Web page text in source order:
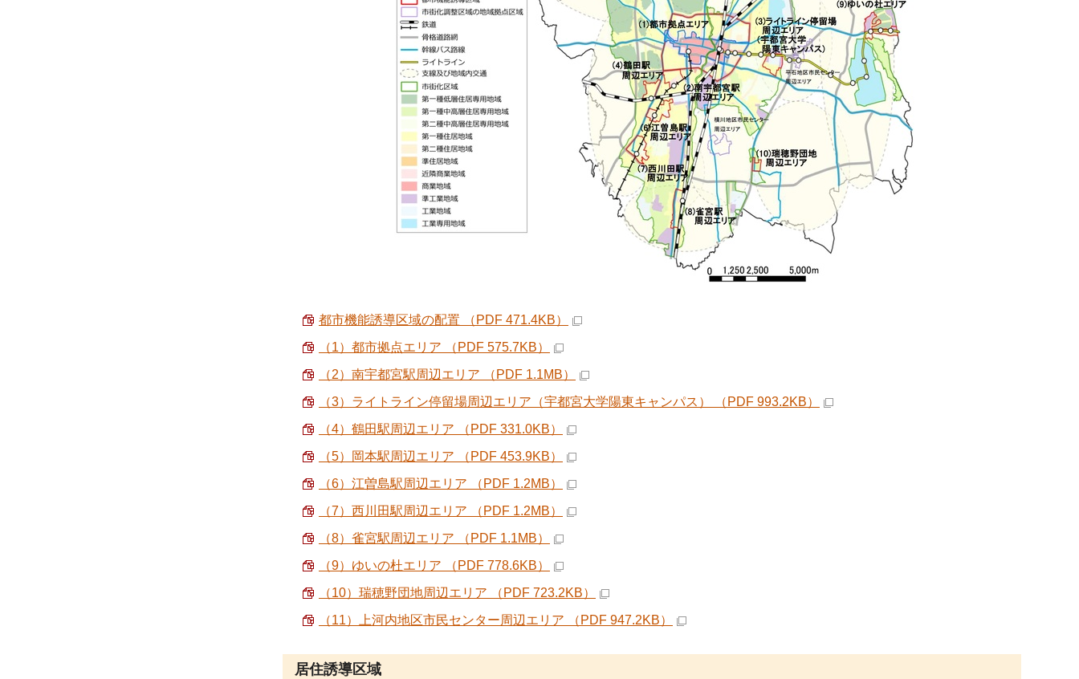
都市機能誘導区域の配置 （PDF 471.4KB）
（1）都市拠点エリア （PDF 575.7KB）
（2）南宇都宮駅周辺エリア （PDF 1.1MB）
（3）ライトライン停留場周辺エリア（宇都宮大学陽東キャンパス） （PDF 993.2KB）
（4）鶴田駅周辺エリア （PDF 331.0KB）
（5）岡本駅周辺エリア （PDF 453.9KB）
（6）江曽島駅周辺エリア （PDF 1.2MB）
（7）西川田駅周辺エリア （PDF 1.2MB）
（8）雀宮駅周辺エリア （PDF 1.1MB）
（9）ゆいの杜エリア （PDF 778.6KB）
（10）瑞穂野団地周辺エリア （PDF 723.2KB）
（11）上河内地区市民センター周辺エリア （PDF 947.2KB）
居住誘導区域